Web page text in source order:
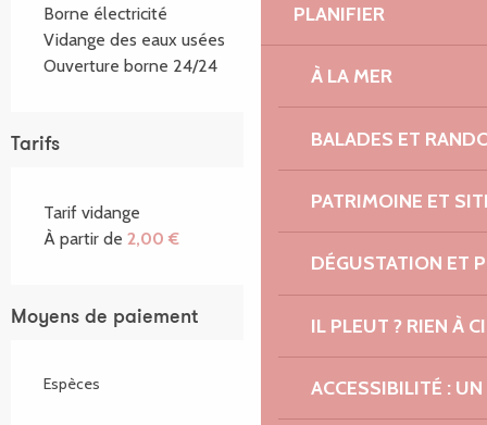
PLANIFIER
À LA MER
BALADES ET
PATRIMOINE ET
DÉGUSTATION ET
IL PLEUT ? RIEN À
ACCESSIBILITÉ :
Borne électricité
Vidange des eaux usées
Ouverture borne 24/24
Tarifs
Tarif vidange
À partir de 2,00 €
Moyens de paiement
Espèces